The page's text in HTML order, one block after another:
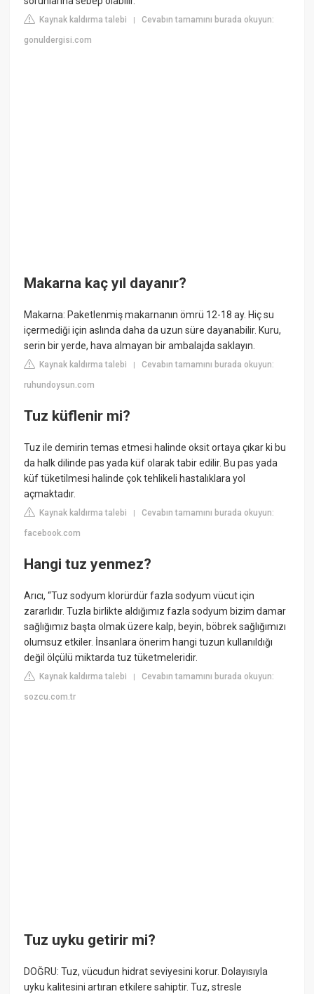
Kaynak kaldırma talebi |Cevabın tamamını burada okuyun:
gonuldergisi.com
Makarna kaç yıl dayanır?
Makarna: Paketlenmiş makarnanın ömrü 12-18 ay. Hiç su
içermediği için aslında daha da uzun süre dayanabilir. Kuru,
serin bir yerde, hava almayan bir ambalajda saklayın.
Kaynak kaldırma talebi |Cevabın tamamını burada okuyun:
ruhundoysun.com
Tuz küflenir mi?
Tuz ile demirin temas etmesi halinde oksit ortaya çıkar ki bu
da halk dilinde pas yada küf olarak tabir edilir. Bu pas yada
küf tüketilmesi halinde çok tehlikeli hastalıklara yol
açmaktadır.
Kaynak kaldırma talebi |Cevabın tamamını burada okuyun:
facebook.com
Hangi tuz yenmez?
Arıcı, “Tuz sodyum klorürdür fazla sodyum vücut için
zararlıdır. Tuzla birlikte aldığımız fazla sodyum bizim damar
sağlığımız başta olmak üzere kalp, beyin, böbrek sağlığımızı
olumsuz etkiler. İnsanlara önerim hangi tuzun kullanıldığı
değil ölçülü miktarda tuz tüketmeleridir.
Kaynak kaldırma talebi |Cevabın tamamını burada okuyun:
sozcu.com.tr
Tuz uyku getirir mi?
DOĞRU: Tuz, vücudun hidrat seviyesini korur. Dolayısıyla
uyku kalitesini artıran etkilere sahiptir. Tuz, stresle